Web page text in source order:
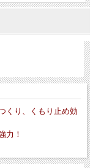
くり、くもり止め効
力！